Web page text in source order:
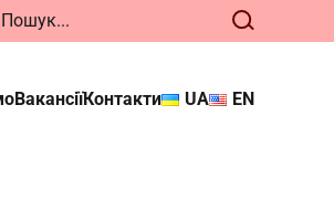
ВакансіїКонтакти UA EN